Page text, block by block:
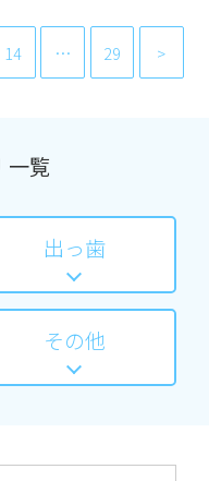
14 … 29
一覧
出っ歯
その他